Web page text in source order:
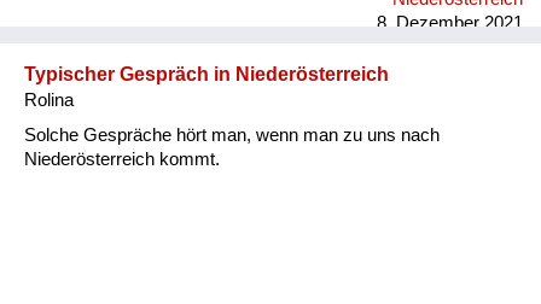
8. Dezember 2021
Typischer Gespräch in Niederösterreich
Rolina
Solche Gespräche hört man, wenn man zu uns nach
Niederösterreich kommt.